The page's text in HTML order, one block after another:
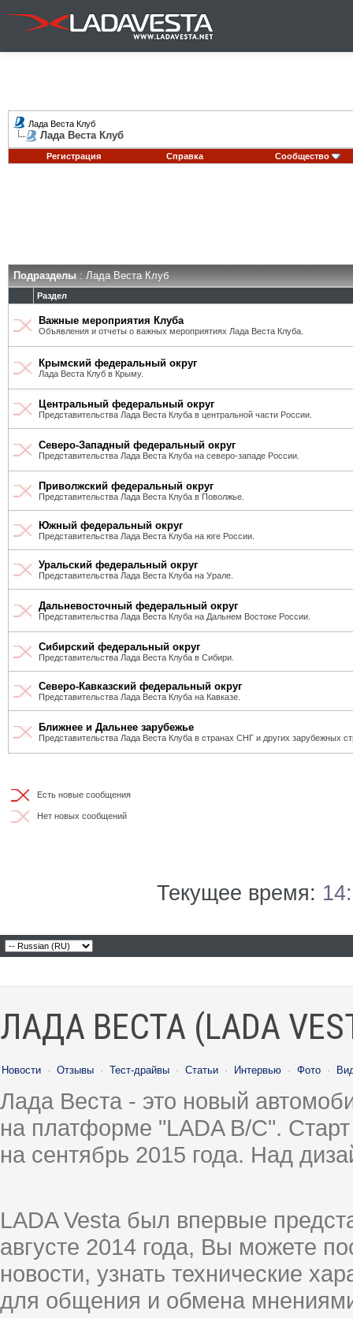
Лада Веста Клуб
Лада Веста Клуб
Регистрация Справка Сообщество
Подразделы: Лада Веста Клуб
Раздел
Важные мероприятия Клуба
Объявления и отчеты о важных мероприятиях Лада Веста Клуба.
Крымский федеральный округ
Лада Веста Клуб в Крыму.
Центральный федеральный округ
Представительства Лада Веста Клуба в центральной части России.
Северо-Западный федеральный округ
Представительства Лада Веста Клуба на северо-западе России.
Приволжский федеральный округ
Представительства Лада Веста Клуба в Поволжье.
Южный федеральный округ
Представительства Лада Веста Клуба на юге России.
Уральский федеральный округ
Представительства Лада Веста Клуба на Урале.
Дальневосточный федеральный округ
Представительства Лада Веста Клуба на Дальнем Востоке России.
Сибирский федеральный округ
Представительства Лада Веста Клуба в Сибири.
Северо-Кавказский федеральный округ
Представительства Лада Веста Клуба на Кавказе.
Ближнее и Дальнее зарубежье
Представительства Лада Веста Клуба в странах СНГ и других зарубежных
Есть новые сообщения
Нет новых сообщений
Текущее время:
ЛАДА ВЕСТА (LADA
Новости · Отзывы · Тест-драйвы · Статьи · Интервью · Фото ·
Лада Веста - это новый
на платформе "LADA B/C".
на сентябрь 2015 года. Над
LADA Vesta был впервые
августе 2014 года, Вы можете
новости, узнать технические
для общения и обмена